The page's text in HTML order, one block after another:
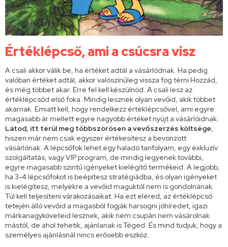
Értéklépcső, ami a csúcsra visz
A csali akkor válik be, ha értéket adtál a vásárlódnak. Ha pedig
valóban értéket adtál, akkor valószínűleg vissza fog térni Hozzád,
és még többet akar. Erre fel kell készülnöd. A csali lesz az
értéklépcsőd első foka. Mindig lesznek olyan vevőid, akik többet
akarnak. Emiatt kell, hogy rendelkezz értéklépcsővel, ami egyre
magasabb ár mellett egyre nagyobb értéket nyújt a vásárlóidnak.
Látod, itt térül meg többszörösen a vevőszerzés költsége,
hiszen már nem csak egyszer értékesítesz a bevonzott
vásárlónak. A lépcsőfok lehet egy haladó tanfolyam, egy exkluzív
szolgáltatás, vagy VIP program, de mindig legyenek további,
egyre magasabb szintű igényeket kielégítő termékeid. A legjobb,
ha 3-4 lépcsőfokot is beépítesz stratégiádba, és olyan igényeket
is kielégítesz, melyekre a vevőid maguktól nem is gondolnának.
Túl kell teljesíteni várakozásaikat. Ha ezt eléred, az értéklépcső
tetején álló vevőid a magasból fogják harsogni jóhíredet, igazi
márkanagyköveteid lesznek, akik nem csupán nem vásárolnak
mástól, de ahol tehetik, ajánlanak is Téged. És mind tudjuk, hogy a
személyes ajánlásnál nincs erősebb eszköz.